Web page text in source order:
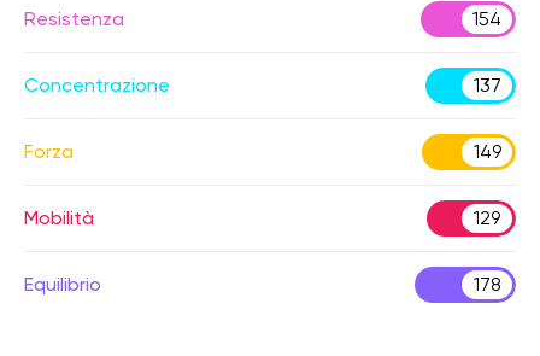
Resistenza 154
Concentrazione 137
Forza 149
Mobilità 129
Equilibrio 178